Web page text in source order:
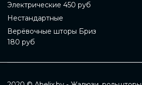
Электрические 450 руб
Нестандартные
Верёвочные шторы Бриз
180 руб